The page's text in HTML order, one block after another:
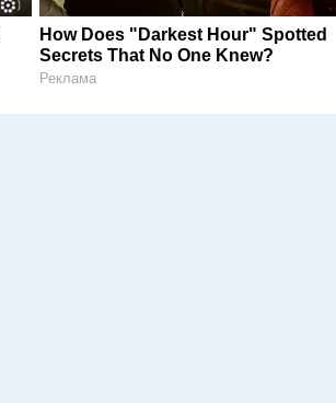
How Does "Darkest Hour" Spotted
Secrets That No One Knew?
Реклама